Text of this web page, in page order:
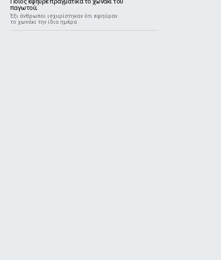
παγωτού;
Έξι άνθρωποι ισχυρίστηκαν ότι εφηύραν
το χωνάκι την ίδια ημέρα